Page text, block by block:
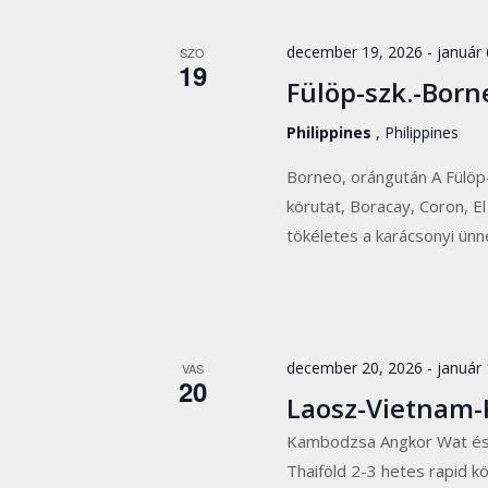
SZO
19
december 19, 2026 - január
Fülöp-szk.-
Philippines , Philippines
Borneo, orángután A
körutat, Boracay, Coron,
tökéletes a karácsonyi
VAS
20
december 20, 2026 - január
Laosz-
Kambodzsa Angkor Wat
Thaiföld 2-3 hetes rapid